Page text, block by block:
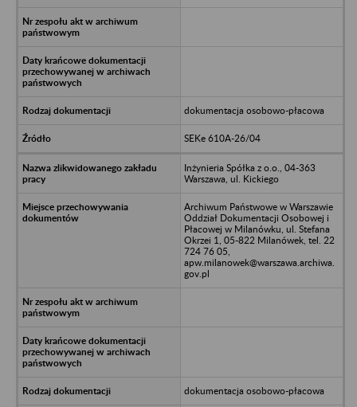
dokumentacja osobowo-płacowa
SEKe 610A-26/04
Inżynieria Spółka z o.o., 04-363
Warszawa, ul. Kickiego
Archiwum Państwowe w Warszawie
Oddział Dokumentacji Osobowej i
Płacowej w Milanówku, ul. Stefana
Okrzei 1, 05-822 Milanówek, tel. 22
724 76 05,
apw.milanowek@warszawa.archiwa.
gov.pl
dokumentacja osobowo-płacowa